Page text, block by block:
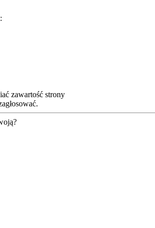
zawartość strony